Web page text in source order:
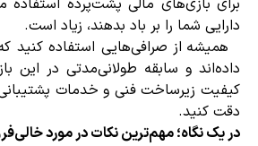
برای بازی‌های مالی پشت‌پرده استفاده
دارایی شما را بر باد بدهند، زیاد است.
همیشه از صرافی‌هایی استفاده کنید
داده‌اند و سابقه طولانی‌مدتی در این
کیفیت زیرساخت فنی و خدمات
دقت کنید.
در یک نگاه؛ مهم‌ترین نکات در مورد